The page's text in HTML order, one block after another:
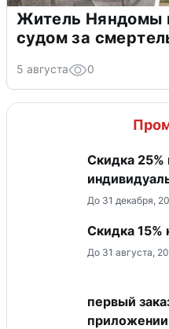
Житель Няндомы
судом за
5 августа 0
Скидка 25%
До 31 декабря,
Скидка 15%
До 31 августа,
первый